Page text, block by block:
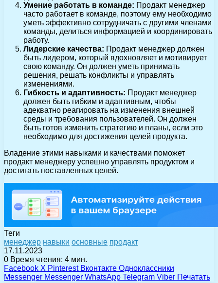
Умение работать в команде: Продакт менеджер
часто работает в команде, поэтому ему необходимо
уметь эффективно сотрудничать с другими членами
команды, делиться информацией и координировать
работу.
Лидерские качества: Продакт менеджер должен
быть лидером, который вдохновляет и мотивирует
свою команду. Он должен уметь принимать
решения, решать конфликты и управлять
изменениями.
Гибкость и адаптивность: Продакт менеджер
должен быть гибким и адаптивным, чтобы
адекватно реагировать на изменения внешней
среды и требования пользователей. Он должен
быть готов изменить стратегию и планы, если это
необходимо для достижения целей продукта.
Владение этими навыками и качествами поможет
продакт менеджеру успешно управлять продуктом и
достигать поставленных целей.
Теги
менеджер навыки основные продакт
17.11.2023
0 Время чтения: 4 мин.
Facebook X Pinterest Вконтакте Одноклассники
Messenger Messenger WhatsApp Telegram Viber Печатать